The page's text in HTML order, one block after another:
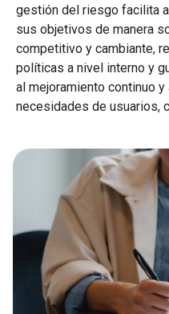
gestión del riesgo facilita
sus objetivos de manera
competitivo y cambiante,
políticas a nivel interno y
al mejoramiento continuo
necesidades de usuarios,